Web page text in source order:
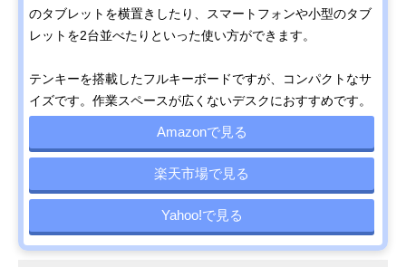
のタブレットを横置きしたり、スマートフォンや小型のタブ
レットを2台並べたりといった使い方ができます。
テンキーを搭載したフルキーボードですが、コンパクトなサ
イズです。作業スペースが広くないデスクにおすすめです。
Amazonで見る
楽天市場で見る
Yahoo!で見る